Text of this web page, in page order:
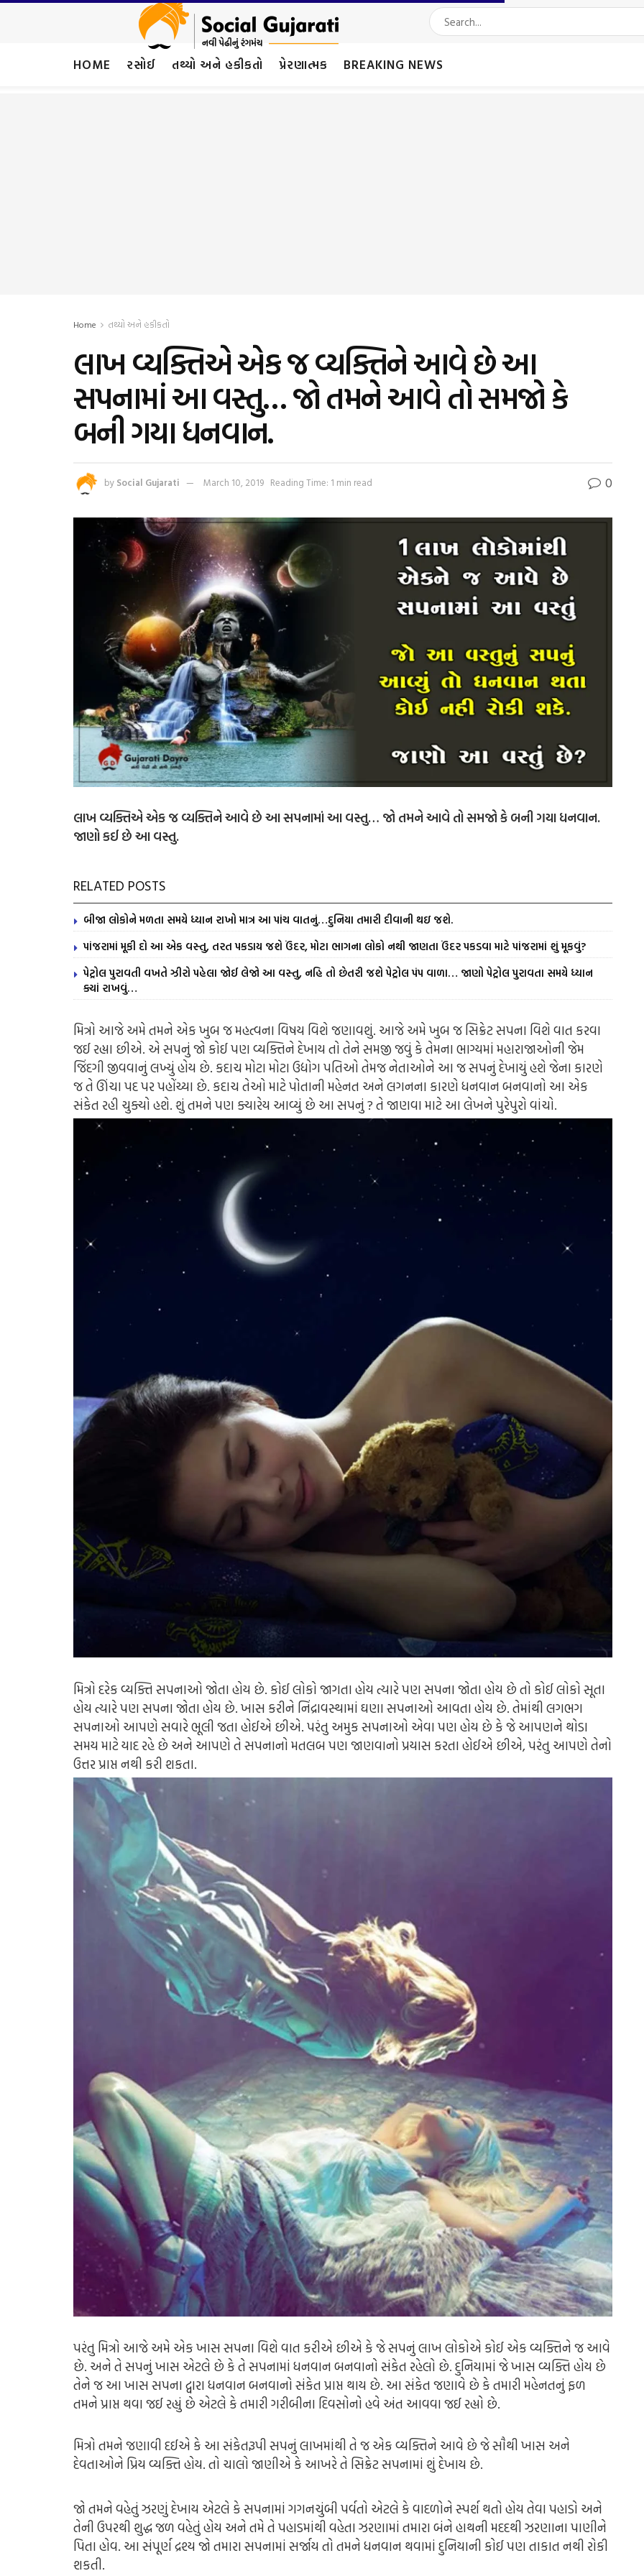
HOME રસોઈ તથ્યો અને હકીકતો પ્રેરણાત્મક BREAKING NEWS
Home તથ્યો અને હકીકતો
લાખ વ્યક્તિએ એક જ વ્યક્તિને આવે છે આ
સપનામાં આ વસ્તુ… જો તમને આવે તો સમજો કે
બની ગયા ધનવાન.
by Social Gujarati March 10, 2019 Reading Time: 1 min read 0
લાખ વ્યક્તિએ એક જ વ્યક્તિને આવે છે આ સપનામાં આ વસ્તુ… જો તમને આવે તો સમજો કે બની ગયા ધનવાન.
જાણો કઈ છે આ વસ્તુ.
RELATED POSTS
બીજા લોકોને મળતા સમયે ધ્યાન રાખો માત્ર આ પાંચ વાતનું…દુનિયા તમારી દીવાની થઇ જશે.
પાંજરામાં મૂકી દો આ એક વસ્તુ, તરત પકડાય જશે ઉંદર, મોટા ભાગના લોકો નથી જાણતા ઉંદર પકડવા માટે પાંજરામાં શું મૂકવું?
પેટ્રોલ પુરાવતી વખતે ઝીરો પહેલા જોઈ લેજો આ વસ્તુ, નહિ તો છેતરી જશે પેટ્રોલ પંપ વાળા… જાણો પેટ્રોલ પુરાવતા સમયે ધ્યાન
ક્યાં રાખવું…
મિત્રો આજે અમે તમને એક ખુબ જ મહત્વના વિષય વિશે જણાવશું. આજે અમે ખુબ જ સિક્રેટ સપના વિશે વાત કરવા
જઈ રહ્યા છીએ. એ સપનું જો કોઈ પણ વ્યક્તિને દેખાય તો તેને સમજી જવું કે તેમના ભાગ્યમાં મહારાજાઓની જેમ
જિંદગી જીવવાનું લખ્યું હોય છે. કદાચ મોટા મોટા ઉદ્યોગ પતિઓ તેમજ નેતાઓને આ જ સપનું દેખાયું હશે જેના કારણે
જ તે ઊંચા પદ પર પહોંચ્યા છે. કદાચ તેઓ માટે પોતાની મહેનત અને લગનના કારણે ધનવાન બનવાનો આ એક
સંકેત રહી ચુક્યો હશે. શું તમને પણ ક્યારેય આવ્યું છે આ સપનું ? તે જાણવા માટે આ લેખને પુરેપુરો વાંચો.
મિત્રો દરેક વ્યક્તિ સપનાઓ જોતા હોય છે. કોઈ લોકો જાગતા હોય ત્યારે પણ સપના જોતા હોય છે તો કોઈ લોકો સૂતા
હોય ત્યારે પણ સપના જોતા હોય છે. ખાસ કરીને નિંદ્રાવસ્થામાં ઘણા સપનાઓ આવતા હોય છે. તેમાંથી લગભગ
સપનાઓ આપણે સવારે ભૂલી જતા હોઈએ છીએ. પરંતુ અમુક સપનાઓ એવા પણ હોય છે કે જે આપણને થોડા
સમય માટે યાદ રહે છે અને આપણે તે સપનાનો મતલબ પણ જાણવાનો પ્રયાસ કરતા હોઈએ છીએ, પરંતુ આપણે તેનો
ઉત્તર પ્રાપ્ત નથી કરી શકતા.
પરંતુ મિત્રો આજે અમે એક ખાસ સપના વિશે વાત કરીએ છીએ કે જે સપનું લાખ લોકોએ કોઈ એક વ્યક્તિને જ આવે
છે. અને તે સપનું ખાસ એટલે છે કે તે સપનામાં ધનવાન બનવાનો સંકેત રહેલો છે. દુનિયામાં જે ખાસ વ્યક્તિ હોય છે
તેને જ આ ખાસ સપના દ્વારા ધનવાન બનવાનો સંકેત પ્રાપ્ત થાય છે. આ સંકેત જણાવે છે કે તમારી મહેનતનું ફળ
તમને પ્રાપ્ત થવા જઈ રહ્યું છે એટલે કે તમારી ગરીબીના દિવસોનો હવે અંત આવવા જઈ રહ્યો છે.
મિત્રો તમને જણાવી દઈએ કે આ સંકેતરૂપી સપનું લાખમાંથી તે જ એક વ્યક્તિને આવે છે જે સૌથી ખાસ અને
દેવતાઓને પ્રિય વ્યક્તિ હોય. તો ચાલો જાણીએ કે આખરે તે સિક્રેટ સપનામાં શું દેખાય છે.
જો તમને વહેતું ઝરણું દેખાય એટલે કે સપનામાં ગગનચુંબી પર્વતો એટલે કે વાદળોને સ્પર્શ થતો હોય તેવા પહાડો અને
તેની ઉપરથી શુદ્ધ જળ વહેતું હોય અને તમે તે પહાડમાંથી વહેતા ઝરણામાં તમારા બંને હાથની મદદથી ઝરણાના પાણીને
પિતા હોવ. આ સંપૂર્ણ દ્રશ્ય જો તમારા સપનામાં સર્જાય તો તમને ધનવાન થવામાં દુનિયાની કોઈ પણ તાકાત નથી રોકી
શકતી.